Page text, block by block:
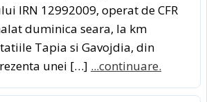
IRN 12992009, operat de CFR
duminica seara, la km
Tapia si Gavojdia, din
unei […] ...continuare.